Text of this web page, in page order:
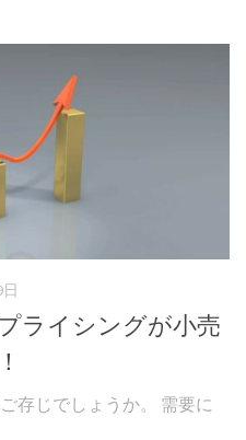
ライシングが小売
存じでしょうか。 需要に